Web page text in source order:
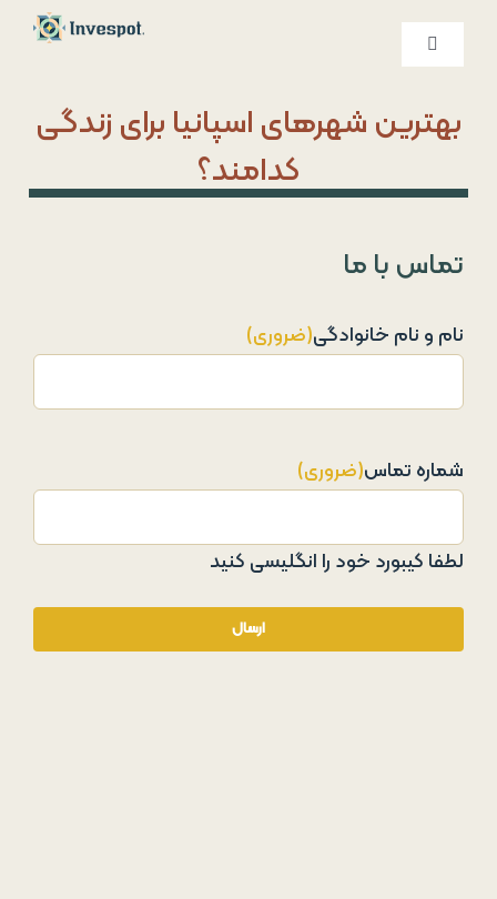
Skip
کنترلر
خدمات ما
بهترین شهرهای اسپانیا برای زندگی
کدامند؟
تماس با ما
نام و نام خانوادگی(ضروری)
شماره تماس(ضروری)
لطفا کیبورد خود را انگلیسی کنید